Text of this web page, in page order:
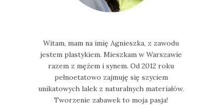
Witam, mam na imię Agnieszka, z zawodu
jestem plastykiem. Mieszkam w Warszawie
razem z mężem i synem. Od 2012 roku
pełnoetatowo zajmuję się szyciem
unikatowych lalek z naturalnych materiałów.
Tworzenie zabawek to moja pasja!